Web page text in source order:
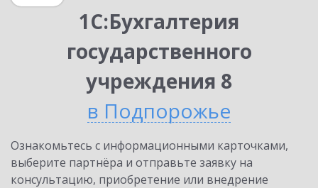
1С:Бухгалтерия
государственного
учреждения 8
в Подпорожье
Ознакомьтесь с информационными карточками,
выберите партнёра и отправьте заявку на
консультацию, приобретение или внедрение